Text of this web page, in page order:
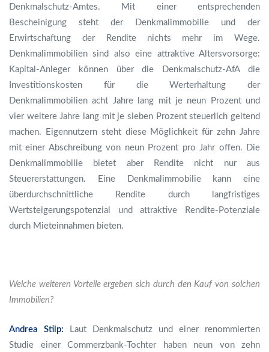
Denkmalschutz-Amtes. Mit einer entsprechenden
Bescheinigung steht der Denkmalimmobilie und der
Erwirtschaftung der Rendite nichts mehr im Wege.
Denkmalimmobilien sind also eine attraktive Altersvorsorge:
Kapital-Anleger können über die Denkmalschutz-AfA die
Investitionskosten für die Werterhaltung der
Denkmalimmobilien acht Jahre lang mit je neun Prozent und
vier weitere Jahre lang mit je sieben Prozent steuerlich geltend
machen. Eigennutzern steht diese Möglichkeit für zehn Jahre
mit einer Abschreibung von neun Prozent pro Jahr offen. Die
Denkmalimmobilie bietet aber Rendite nicht nur aus
Steuererstattungen. Eine Denkmalimmobilie kann eine
überdurchschnittliche Rendite durch langfristiges
Wertsteigerungspotenzial und attraktive Rendite-Potenziale
durch Mieteinnahmen bieten.
Welche weiteren Vorteile ergeben sich durch den Kauf von solchen
Immobilien?
Andrea Stilp:
Laut Denkmalschutz und einer renommierten
Studie einer Commerzbank-Tochter haben neun von zehn